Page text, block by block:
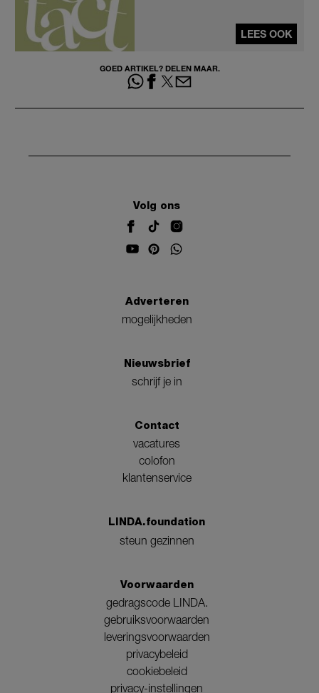
LEES OOK
GOED ARTIKEL? DELEN MAAR.
Volg ons
Adverteren
mogelijkheden
Nieuwsbrief
schrijf je in
Contact
vacatures
colofon
klantenservice
LINDA.foundation
steun gezinnen
Voorwaarden
gedragscode LINDA.
gebruiksvoorwaarden
leveringsvoorwaarden
privacybeleid
cookiebeleid
privacy-instellingen